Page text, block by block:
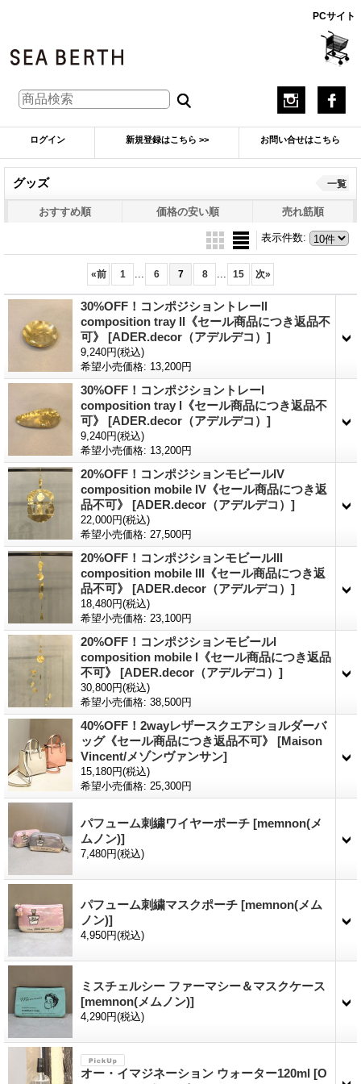
PCサイト
ログイン 新規登録はこちら >> お問い合せはこちら
グッズ 一覧
おすすめ順 価格の安い順 売れ筋順
表示件数:
«前 1 ... 6 7 8 ... 15 次»
30%OFF！コンポジショントレーll
composition tray ll《セール商品につき返品不
可》 [ADER.decor（アデルデコ）]
9,240円(税込)
希望小売価格: 13,200円
30%OFF！コンポジショントレーl
composition tray l《セール商品につき返品不
可》 [ADER.decor（アデルデコ）]
9,240円(税込)
希望小売価格: 13,200円
20%OFF！コンポジションモビールlV
composition mobile lV《セール商品につき返
品不可》 [ADER.decor（アデルデコ）]
22,000円(税込)
希望小売価格: 27,500円
20%OFF！コンポジションモビールlll
composition mobile lll《セール商品につき返
品不可》 [ADER.decor（アデルデコ）]
18,480円(税込)
希望小売価格: 23,100円
20%OFF！コンポジションモビールl
composition mobile l《セール商品につき返品
不可》 [ADER.decor（アデルデコ）]
30,800円(税込)
希望小売価格: 38,500円
40%OFF！2wayレザースクエアショルダーバ
ッグ《セール商品につき返品不可》 [Maison
Vincent/メゾンヴァンサン]
15,180円(税込)
希望小売価格: 25,300円
パフューム刺繍ワイヤーポーチ [memnon(メ
ムノン)]
7,480円(税込)
パフューム刺繍マスクポーチ [memnon(メム
ノン)]
4,950円(税込)
ミスチェルシー ファーマシー＆マスクケース
[memnon(メムノン)]
4,290円(税込)
オー・イマジネーション ウォーター120ml [O